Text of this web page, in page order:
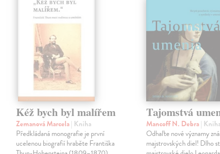
Kéž bych byl malířem
Zemanová Marcela| Kniha
Předkládaná monografie je první
ucelenou biografií hraběte Františka
Tajomstvá
Mancoff N. Debra| Kniha
Odhaľte nové významy
majstrovských diel! Dlho